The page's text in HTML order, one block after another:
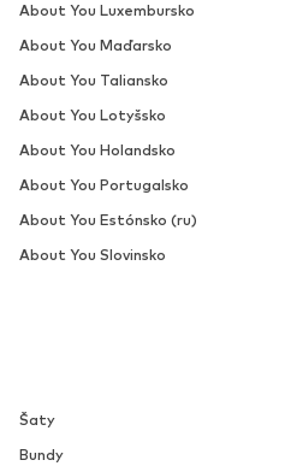
Šaty
Bundy
About You Luxembursko
About You Maďarsko
About You Taliansko
About You Lotyšsko
About You Holandsko
About You Portugalsko
About You Estónsko (ru)
About You Slovinsko